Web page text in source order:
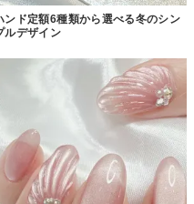
ンド定額6種類から選べる冬のシン
ルデザイン